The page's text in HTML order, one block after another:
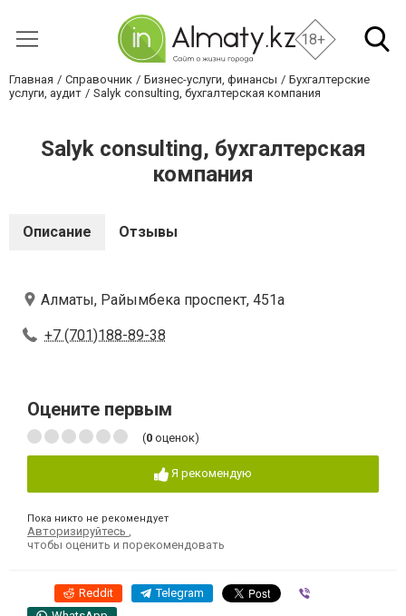
18+
Главная Справочник Бизнес-услуги, финансы
Бухгалтерские
услуги, аудит
Salyk consulting, бухгалтерская компания
Salyk consulting, бухгалтерская
компания
Описание Отзывы
Алматы, Райымбека проспект, 451а
+7 (701)188-89-38
Оцените первым
(0 оценок)
Я рекомендую
Пока никто не рекомендует
Авторизируйтесь
чтобы оценить и порекомендовать
Reddit Telegram